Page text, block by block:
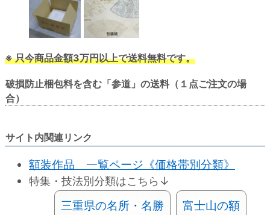
※ 只今商品金額3万円以上で送料無料です。
破損防止梱包料を含む「参道」の送料（１点ご注文の場
合）
サイト内関連リンク
額装作品 一覧ページ《価格帯別分類》
特集・技法別分類はこちら↓
三重県の名所・名勝 富士山の額